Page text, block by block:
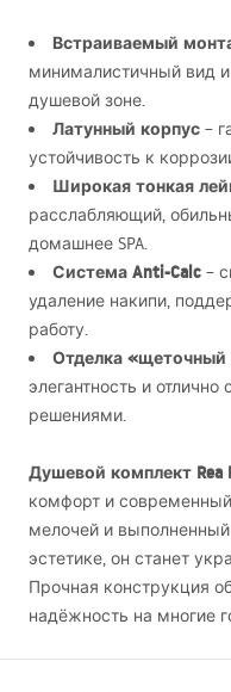
Встраиваемый
минималистичный вид
душевой зоне.
Латунный корпус –
устойчивость к
Широкая тонкая
расслабляющий,
домашнее SPA.
Система Anti-Calc –
удаление накипи,
работу.
Отделка «щеточный
элегантность и
решениями.
Душевой комплект Rea
комфорт и
мелочей и
эстетике, он станет
Прочная конструкция
надёжность на многие